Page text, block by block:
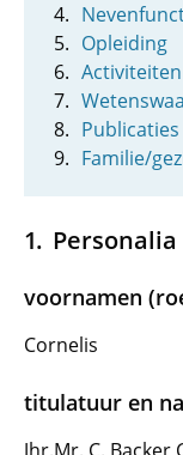
Opleiding
Activiteiten
Familie/
Personalia
voornamen
Cornelis
titulatuur en